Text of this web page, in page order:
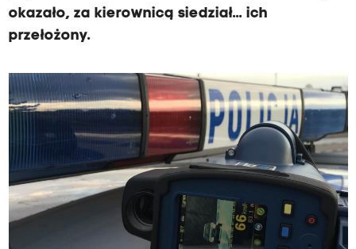
okazało, za kierownicą siedział... ich
przełożony.